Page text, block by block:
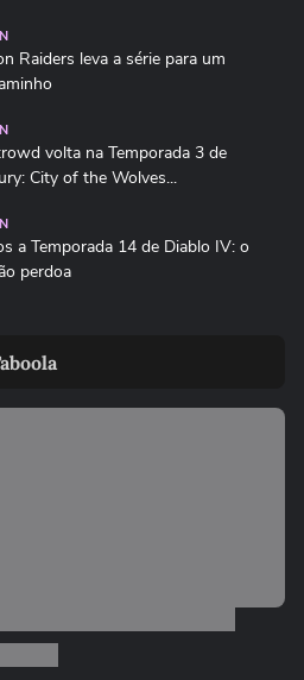
Raiders leva a série para um
volta na Temporada 3 de
City of the Wolves...
a Temporada 14 de Diablo IV: o
perdoa
de 1996